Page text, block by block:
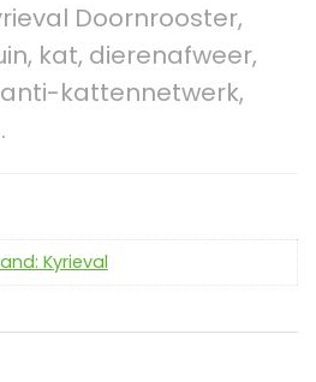
Doornrooster,
kat, dierenafweer,
kattennetwerk,
Kyrieval